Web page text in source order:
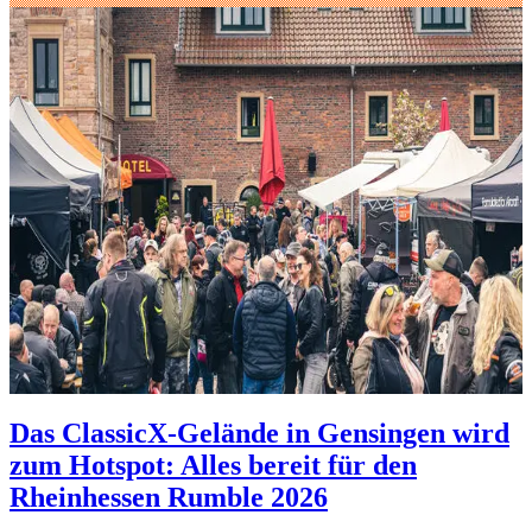
Das ClassicX-Gelände in Gensingen wird
zum Hotspot: Alles bereit für den
Rheinhessen Rumble 2026